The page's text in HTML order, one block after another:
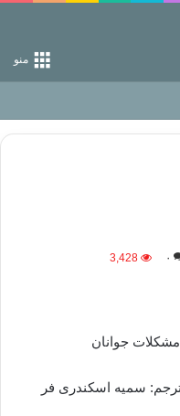
منو
از راه خداست‌!
۰ 3,428
جوانان
سمیه اسکندری فر